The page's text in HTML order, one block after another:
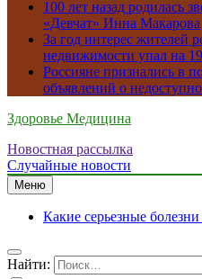
100 лет назад родилась
«Девчат» Инна Макарова
За год интерес жителей
недвижимости упал на
Россияне признались в
объявлений о
Здоровье Медицина
Новостная рассылка
Случайные новости
Меню
Какие серьезные
Найти: